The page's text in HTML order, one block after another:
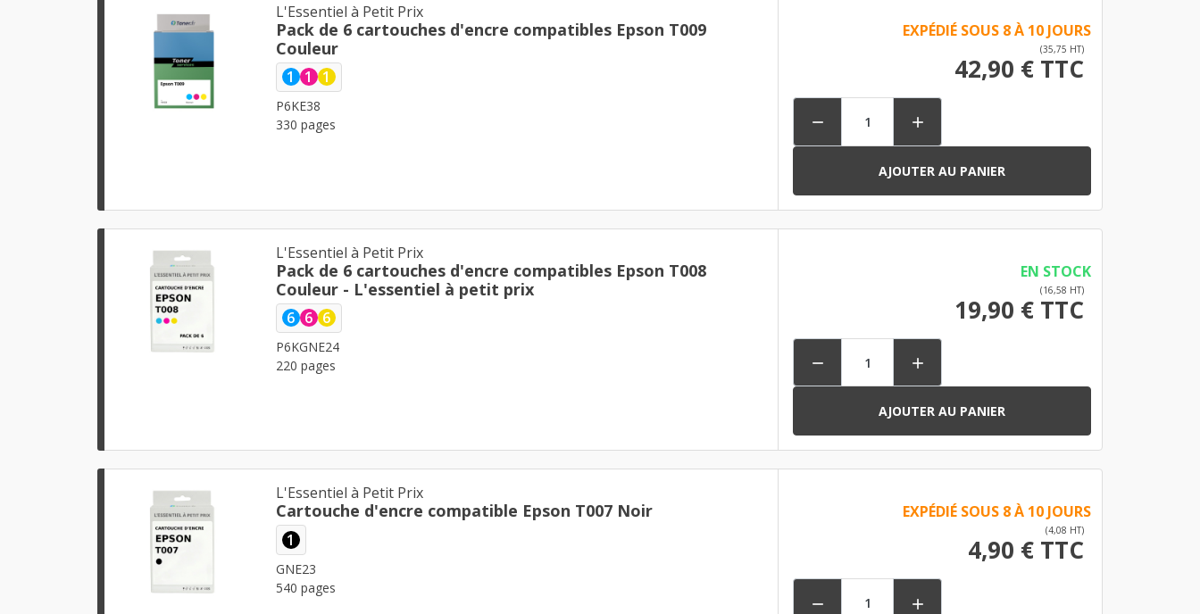
L'Essentiel à Petit Prix
Pack de 6 cartouches d'encre compatibles Epson T009
Couleur
1 1 1
P6KE38
330 pages
EXPÉDIÉ SOUS 8 À 10 JOURS
(35,75 HT)
42,90 € TTC
 
AJOUTER AU PANIER
L'Essentiel à Petit Prix
Pack de 6 cartouches d'encre compatibles Epson T008
Couleur - L'essentiel à petit prix
6 6 6
P6KGNE24
220 pages
EN STOCK
(16,58 HT)
19,90 € TTC
 
AJOUTER AU PANIER
L'Essentiel à Petit Prix
Cartouche d'encre compatible Epson T007 Noir
1
GNE23
540 pages
EXPÉDIÉ SOUS 8 À 10 JOURS
(4,08 HT)
4,90 € TTC
 